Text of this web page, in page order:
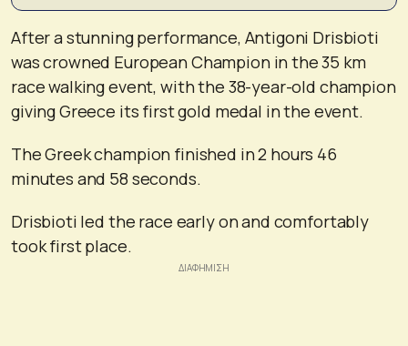
After a stunning performance, Antigoni Drisbioti
was crowned European Champion in the 35 km
race walking event, with the 38-year-old champion
giving Greece its first gold medal in the event.
The Greek champion finished in 2 hours 46
minutes and 58 seconds.
Drisbioti led the race early on and comfortably
took first place.